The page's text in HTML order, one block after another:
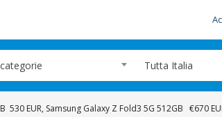
Tutta Italia
530 EUR, Samsung Galaxy Z Fold3 5G 512GB €670